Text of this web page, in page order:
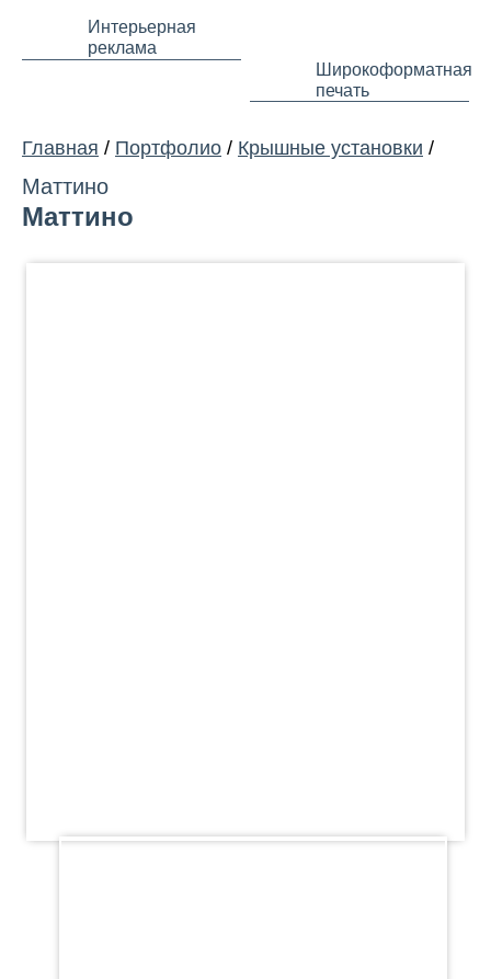
Интерьерная
реклама
Широкоформатная
печать
Главная / Портфолио / Крышные установки /
Маттино
Маттино